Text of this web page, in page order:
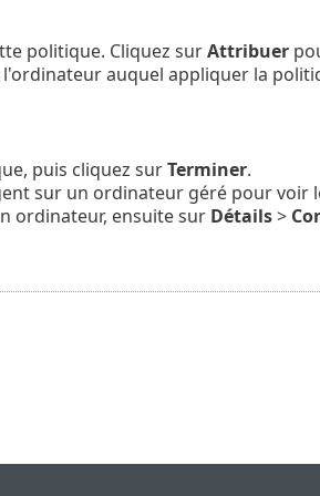
politique. Cliquez surAttribuer
auquel appliquer la
puis cliquez surTerminer.
sur un ordinateur géré pour voir
ordinateur, ensuite sur Détails>